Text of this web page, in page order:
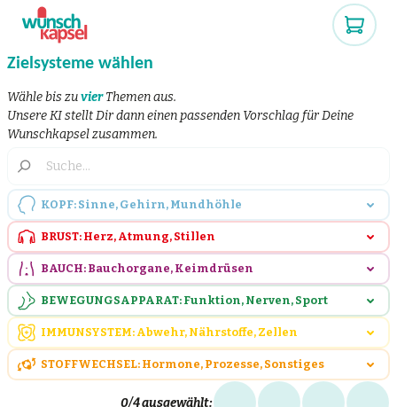
Zielsysteme wählen
Wähle bis zuvierThemen aus.
Unsere KI stellt Dir dann einen passenden Vorschlag für Deine
Wunschkapsel zusammen.
KOPF: Sinne, Gehirn, Mundhöhle
BRUST: Herz, Atmung, Stillen
BAUCH: Bauchorgane, Keimdrüsen
BEWEGUNGSAPPARAT: Funktion, Nerven, Sport
IMMUNSYSTEM: Abwehr, Nährstoffe, Zellen
STOFFWECHSEL: Hormone, Prozesse, Sonstiges
0/4 ausgewählt: